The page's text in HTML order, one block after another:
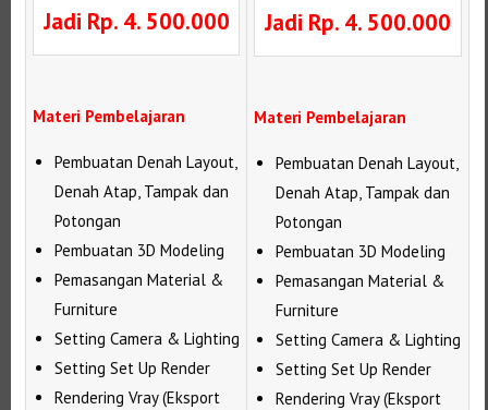
Jadi Rp. 4. 500.000
Materi Pembelajaran
Pembuatan Denah Layout,
Denah Atap, Tampak dan
Potongan
Pembuatan 3D Modeling
Pemasangan Material &
Furniture
Setting Camera & Lighting
Setting Set Up Render
Rendering Vray (Eksport
Jadi Rp. 4. 500.000
Materi Pembelajaran
Pembuatan Denah Layout,
Denah Atap, Tampak dan
Potongan
Pembuatan 3D Modeling
Pemasangan Material &
Furniture
Setting Camera & Lighting
Setting Set Up Render
Rendering Vray (Eksport